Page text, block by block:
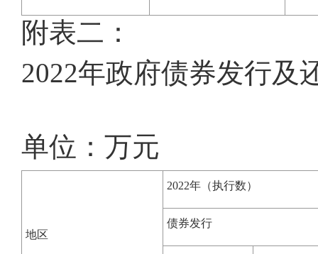
附表二：
2022年政府债券发行及
单位：万元
地区
2022年（执行数）
债券发行